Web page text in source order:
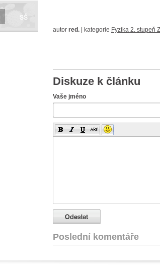
autor red. | kategorie Fyzika 2. stupeň
Diskuze k článku
Vaše jméno
Poslední komentáře